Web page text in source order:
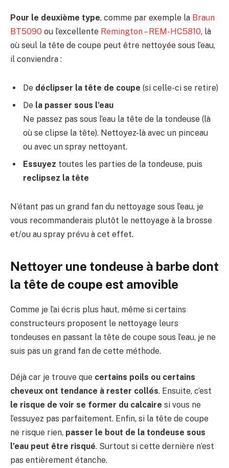
Pour le deuxième type, comme par exemple la Braun
BT5090 ou l’excellente Remington – REM-HC5810, là
où seul la tête de coupe peut être nettoyée sous l’eau,
il conviendra :
De déclipser la tête de coupe (si celle-ci se retire)
De la passer sous l’eau
Ne passez pas sous l’eau la tête de la tondeuse (là
où se clipse la tête). Nettoyez-là avec un pinceau
ou avec un spray nettoyant.
Essuyez toutes les parties de la tondeuse, puis
reclipsez la tête
N’étant pas un grand fan du nettoyage sous l’eau, je
vous recommanderais plutôt le nettoyage à la brosse
et/ou au spray prévu à cet effet.
Nettoyer une tondeuse à barbe dont
la tête de coupe est amovible
Comme je l’ai écris plus haut, même si certains
constructeurs proposent le nettoyage leurs
tondeuses en passant la tête de coupe sous l’eau, je ne
suis pas un grand fan de cette méthode.
Déjà car je trouve que certains poils ou certains
cheveux ont tendance à rester collés. Ensuite, c’est
le risque de voir se former du calcaire si vous ne
l’essuyez pas parfaitement. Enfin, si la tête de coupe
ne risque rien, passer le bout de la tondeuse sous
l’eau peut être risqué. Surtout si cette dernière n’est
pas entièrement étanche.